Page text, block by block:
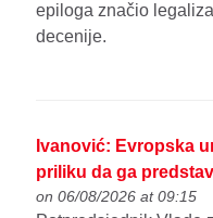
epiloga značio
decenije.
Ivanović: Evropska
priliku da ga
on 06/08/2026 at 09:15